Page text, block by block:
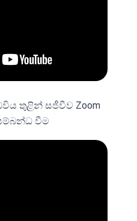
තුළින් සජීවීව Zoom
වීම